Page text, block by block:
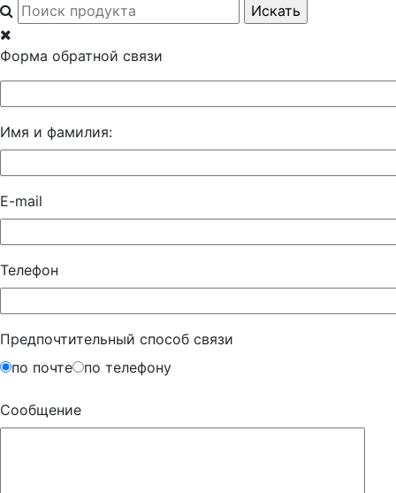
Форма обратной связи
Имя и фамилия:
E-mail
Телефон
Предпочтительный способ связи
по почте
по телефону
Сообщение